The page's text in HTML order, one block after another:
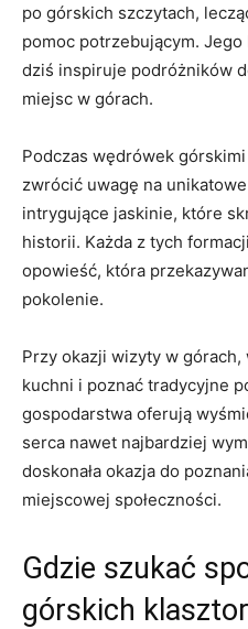
po górskich szczytach,
pomoc potrzebującym.
dziś inspiruje podróżników
miejsc w górach.
Podczas​ wędrówek
zwrócić uwagę na
intrygujące jaskinie, które
historii. ⁤Każda z tych
opowieść, która
pokolenie.
Przy okazji wizyty w
kuchni i poznać tradycyjne⁤
gospodarstwa oferują
serca nawet⁢ najbardziej
doskonała okazja do
miejscowej społeczności.
Gdzie szukać
górskich